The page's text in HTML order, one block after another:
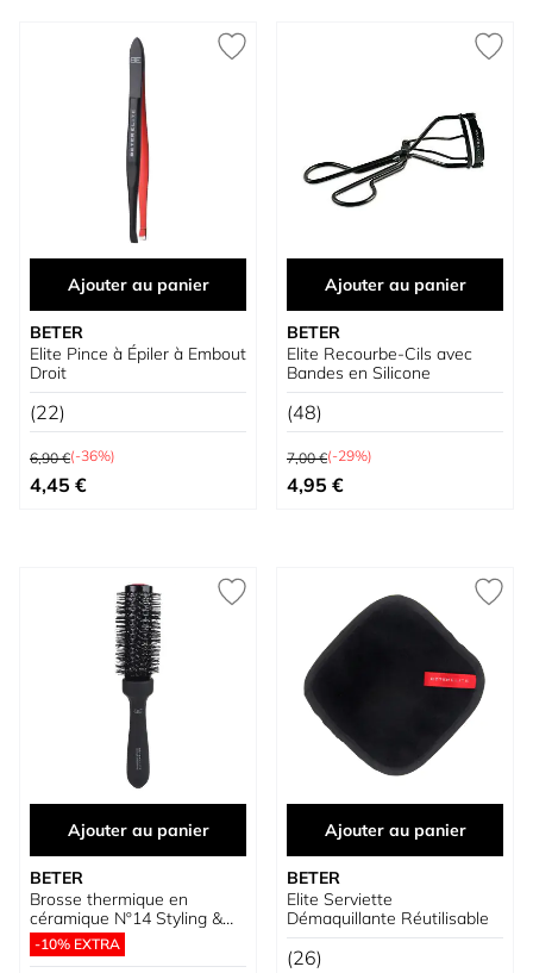
Ajouter au panier
BETER
Elite Pince à Épiler à Embout
Droit
(22)
Prix normal
6,90 €(-36%)
Prix spécial
4,45 €
Ajouter au panier
BETER
Elite Recourbe-Cils avec
Bandes en Silicone
(48)
Prix normal
7,00 €(-29%)
Prix spécial
4,95 €
Ajouter au panier
BETER
Brosse thermique en
céramique Nº14 Styling &
Straightening Elite
-10% EXTRA
Ajouter au panier
BETER
Elite Serviette
Démaquillante Réutilisable
(26)